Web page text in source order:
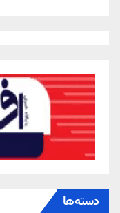
دسته‌ها